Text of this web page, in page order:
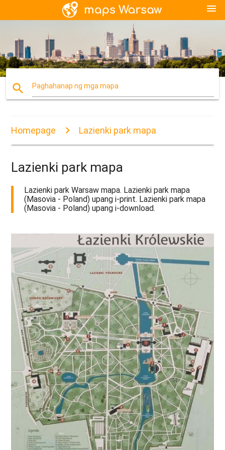
menu
search Paghahanap ng mga mapa
Homepage Lazienki park mapa
Lazienki park mapa
Lazienki park Warsaw mapa. Lazienki park mapa
(Masovia - Poland) upang i-print. Lazienki park mapa
(Masovia - Poland) upang i-download.